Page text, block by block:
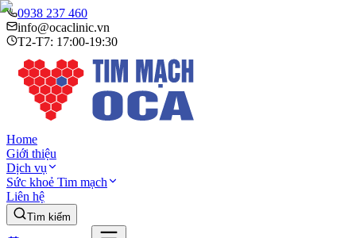
0938 237 460
info@ocaclinic.vn
T2-T7: 17:00-19:30
Home
Giới thiệu
Dịch vụ
Sức khoẻ Tim mạch
Liên hệ
Tìm kiếm